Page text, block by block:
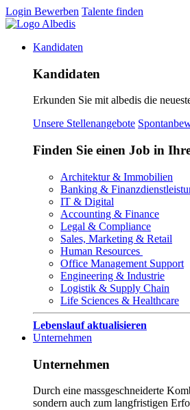
Login Bewerben Talente finden
Kandidaten
Kandidaten
Erkunden Sie mit albedis die
Unsere Stellenangebote
Finden Sie einen Job in
Architektur & Immobilien
Banking &
IT & Digital
Accounting & Finance
Legal & Compliance
Sales, Marketing & Retail
Human Resources
Office Management Support
Engineering & Industrie
Logistik & Supply Chain
Life Sciences & Healthcare
Lebenslauf aktualisieren
Unternehmen
Unternehmen
Durch eine massgeschneiderte
sondern auch zum langfristigen